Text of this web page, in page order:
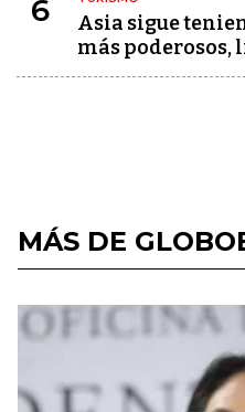
6
Asia sigue
más poderosos,
MÁS DE